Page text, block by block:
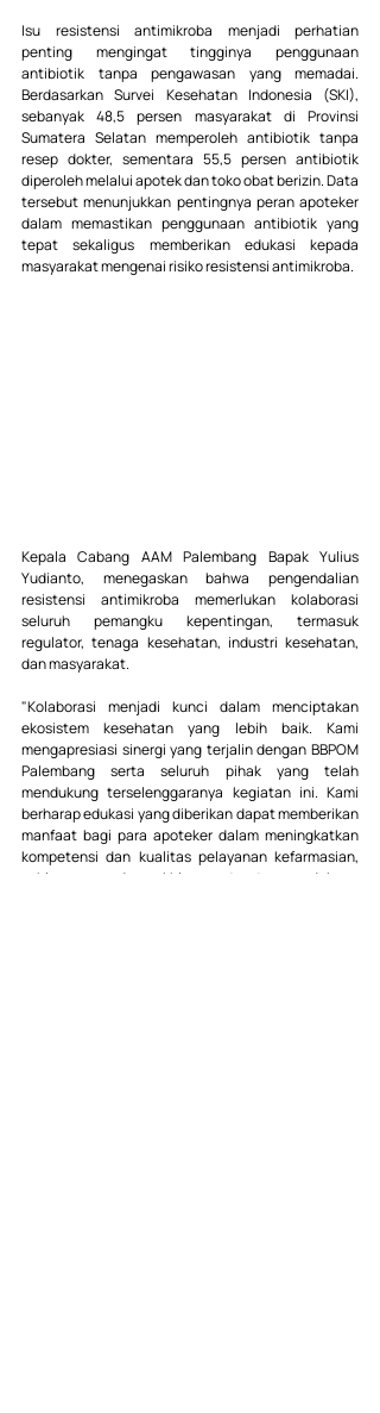
Isu resistensi antimikroba menjadi perhatian
penting mengingat tingginya penggunaan
antibiotik tanpa pengawasan yang memadai.
Berdasarkan Survei Kesehatan Indonesia (SKI),
sebanyak 48,5 persen masyarakat di Provinsi
Sumatera Selatan memperoleh antibiotik tanpa
resep dokter, sementara 55,5 persen antibiotik
diperoleh melalui apotek dan toko obat berizin. Data
tersebut menunjukkan pentingnya peran apoteker
dalam memastikan penggunaan antibiotik yang
tepat sekaligus memberikan edukasi kepada
masyarakat mengenai risiko resistensi antimikroba.
Kepala Cabang AAM Palembang Bapak Yulius
Yudianto, menegaskan bahwa pengendalian
resistensi antimikroba memerlukan kolaborasi
seluruh pemangku kepentingan, termasuk
regulator, tenaga kesehatan, industri kesehatan,
dan masyarakat.
"Kolaborasi menjadi kunci dalam menciptakan
ekosistem kesehatan yang lebih baik. Kami
mengapresiasi sinergi yang terjalin dengan BBPOM
Palembang serta seluruh pihak yang telah
mendukung terselenggaranya kegiatan ini. Kami
berharap edukasi yang diberikan dapat memberikan
manfaat bagi para apoteker dalam meningkatkan
kompetensi dan kualitas pelayanan kefarmasian,
sehingga pada akhirnya turut mendukung